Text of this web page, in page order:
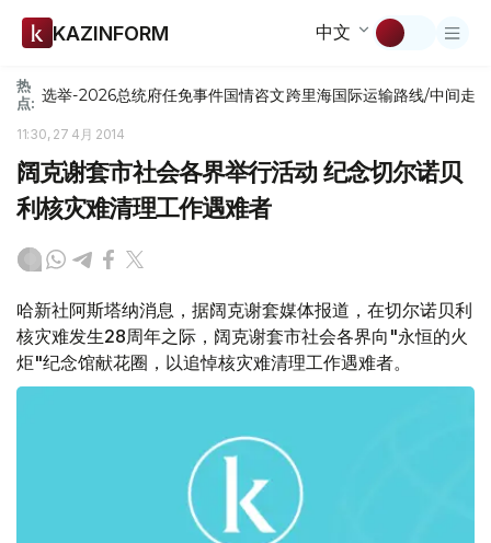
KAZINFORM 中文
热
点: 选举-2026总统府任免事件国情咨文跨里海国际运输路线/中间走廊
11:30, 27 4月 2014
阔克谢套市社会各界举行活动 纪念切尔诺贝
利核灾难清理工作遇难者
哈新社阿斯塔纳消息，据阔克谢套媒体报道，在切尔诺贝利
核灾难发生28周年之际，阔克谢套市社会各界向"永恒的火
炬"纪念馆献花圈，以追悼核灾难清理工作遇难者。